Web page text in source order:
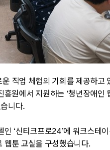
직업 체험의 기회를 제공하고
흥원에서 지원하는 ‘청년장애인
니다.
인 ‘신티크프로24’에 워크스테
웹툰 교실을 구성했습니다.